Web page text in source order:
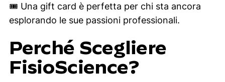
🎟️ Una gift card è perfetta per chi sta ancora
esplorando le sue passioni professionali.
Perché Scegliere
FisioScience?